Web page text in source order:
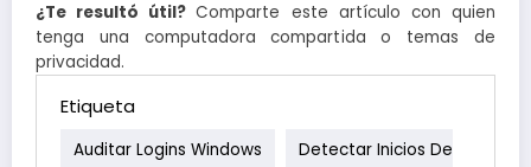
¿Te resultó útil?Comparte este artículo con quien
tenga una computadora compartida o temas de
privacidad.
Etiqueta
Auditar Logins Windows Detectar Inicios De